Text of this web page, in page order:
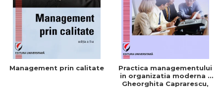
Management prin calitate
Practica managementului
in organizatia moderna -
Gheorghita Caprarescu,